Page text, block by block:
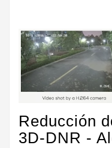
Reducción
3D-DNR -